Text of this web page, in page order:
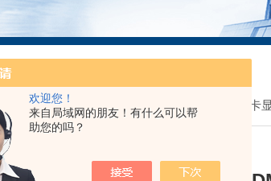
欢迎您！
来自局域网的朋友！有什么可以帮
助您的吗？
我的位置： 首页 > 产品中心> leica 徕卡